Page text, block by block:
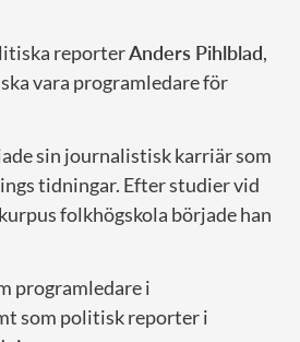
reporterAnders Pihlblad,
vara programledare för
sin journalistisk karriär som
tidningar. Efter studier vid
folkhögskola började han
programledare i
som politisk reporter i